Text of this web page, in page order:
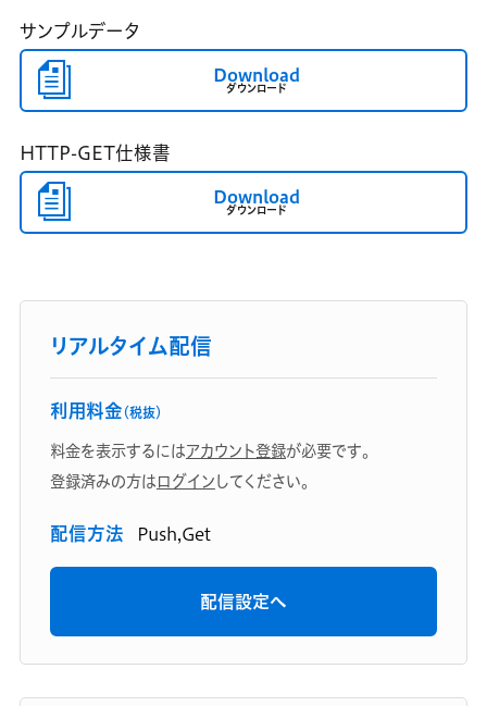
サンプルデータ
Download
ダウンロード
HTTP-GET仕様書
Download
ダウンロード
リアルタイム配信
利用料金 （税抜）
料金を表示するにはアカウント登録が必要です。
登録済みの方はログインしてください。
配信方法 Push,Get
配信設定へ